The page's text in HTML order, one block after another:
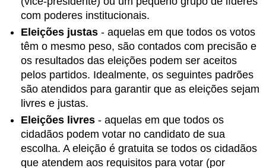
com poderes institucionais.
Eleições justas - aquelas em que todos os votos
têm o mesmo peso, são contados com precisão e
os resultados das eleições podem ser aceitos
pelos partidos. Idealmente, os seguintes padrões
são atendidos para garantir que as eleições sejam
livres e justas.
Eleições livres - aquelas em que todos os
cidadãos podem votar no candidato de sua
escolha. A eleição é gratuita se todos os cidadãos
que atendem aos requisitos para votar (por